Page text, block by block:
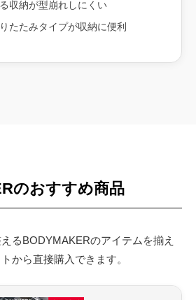
収納が型崩れしにくい
たたみタイプが収納に便利
のおすすめ商品
るBODYMAKERのアイテムを揃え
から直接購入できます。